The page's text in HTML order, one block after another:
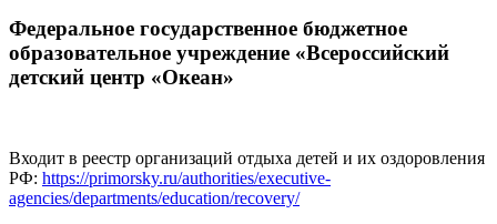
Федеральное государственное бюджетное
образовательное учреждение «Всероссийский
детский центр «Океан»
Входит в реестр организаций отдыха детей и их оздоровления
РФ: https://primorsky.ru/authorities/executive-
agencies/departments/education/recovery/